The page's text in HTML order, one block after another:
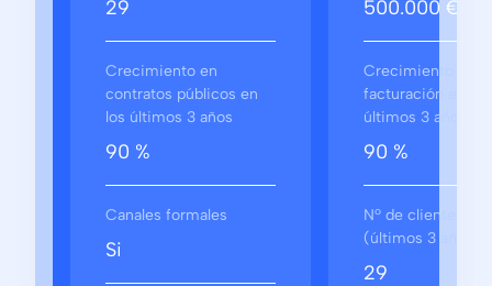
29
Crecimiento en
contratos públicos en
los últimos 3 años
90 %
Canales formales
Si
500.000 €
Crecimiento en
facturación en los
últimos 3 años
90 %
Nº de clientes
(últimos 3 años)
29